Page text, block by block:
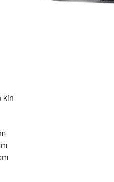
kin